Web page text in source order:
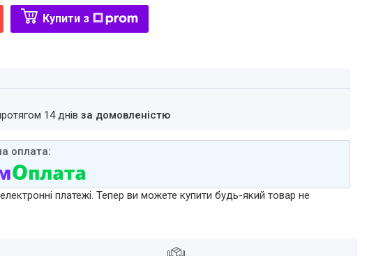
Купити з
14 днів за домовленістю
платежі. Тепер ви можете купити будь-який товар не